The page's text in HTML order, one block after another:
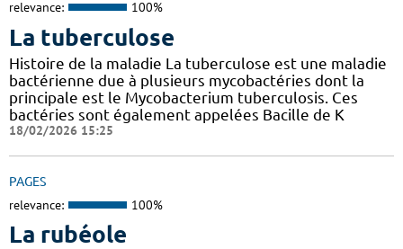
relevance: 100%
La tuberculose
Histoire de la maladie La tuberculose est une maladie
bactérienne due à plusieurs mycobactéries dont la
principale est le Mycobacterium tuberculosis. Ces
bactéries sont également appelées Bacille de K
18/02/2026 15:25
PAGES
relevance: 100%
La rubéole